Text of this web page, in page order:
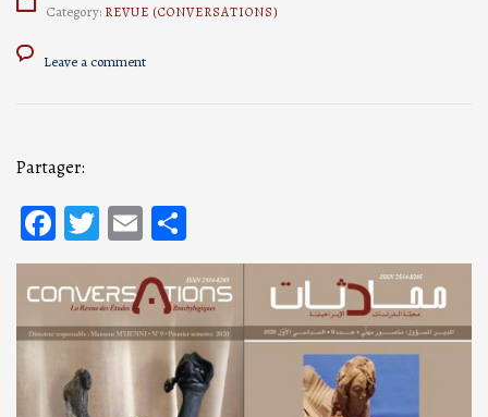
Category: REVUE (CONVERSATIONS)
Leave a comment
Partager:
Facebook
Twitter
Email